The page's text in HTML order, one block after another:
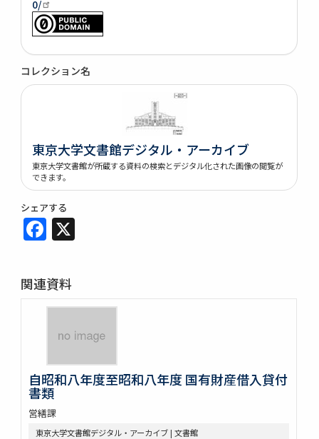
0/
コレクション名
東京大学文書館デジタル・アーカイブ
東京大学文書館が所蔵する資料の検索とデジタル化された画像の閲覧が
できます。
シェアする
Facebook
関連資料
自昭和八年度至昭和八年度 国有財産借入貸付
書類
営繕課
東京大学文書館デジタル・アーカイブ | 文書館